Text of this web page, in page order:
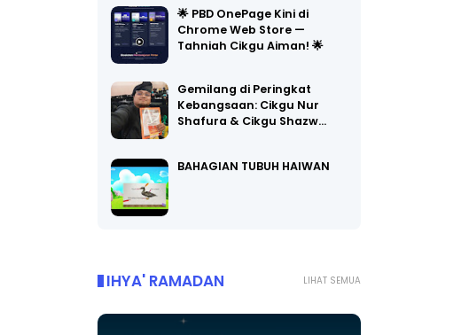
🌟 PBD OnePage Kini di
Chrome Web Store —
Tahniah Cikgu Aiman! 🌟
Gemilang di Peringkat
Kebangsaan: Cikgu Nur
Shafura & Cikgu Shazw…
BAHAGIAN TUBUH HAIWAN
LIHAT SEMUA
IHYA' RAMADAN